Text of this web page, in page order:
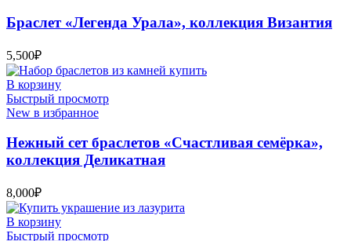
Браслет «Легенда Урала», коллекция Византия
5,500₽
В корзину
Быстрый просмотр
New в избранное
Нежный сет браслетов «Счастливая семёрка»,
коллекция Деликатная
8,000₽
В корзину
Быстрый просмотр